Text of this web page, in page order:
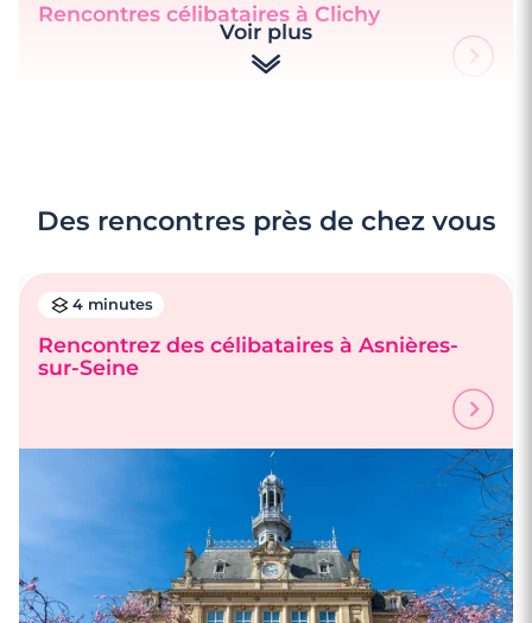
Rencontres célibataires à Clichy
Rencontre à Clamart
Voir plus
Des rencontres près de chez vous
4 minutes
Rencontrez des célibataires à Asnières-
sur-Seine